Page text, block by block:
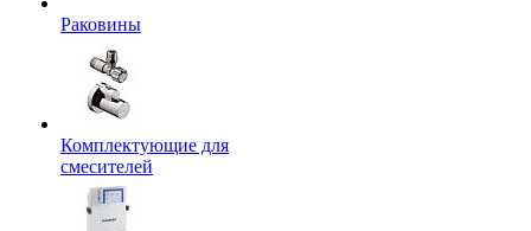
Раковины
Комплектующие для
смесителей